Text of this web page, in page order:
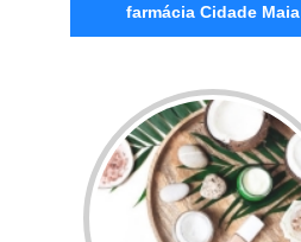
farmácia Cidade Maia